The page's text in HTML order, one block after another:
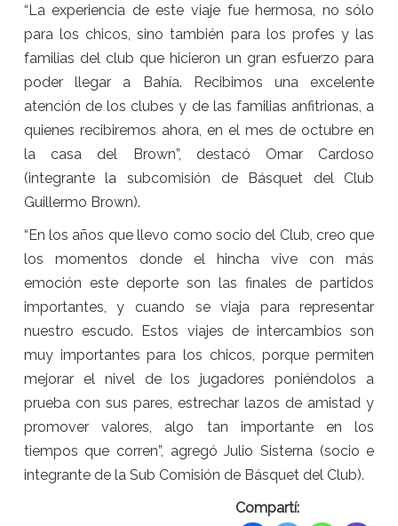
“La experiencia de este viaje fue hermosa, no sólo
para los chicos, sino también para los profes y las
familias del club que hicieron un gran esfuerzo para
poder llegar a Bahía. Recibimos una excelente
atención de los clubes y de las familias anfitrionas, a
quienes recibiremos ahora, en el mes de octubre en
la casa del Brown”, destacó Omar Cardoso
(integrante la subcomisión de Básquet del Club
Guillermo Brown).
“En los años que llevo como socio del Club, creo que
los momentos donde el hincha vive con más
emoción este deporte son las finales de partidos
importantes, y cuando se viaja para representar
nuestro escudo. Estos viajes de intercambios son
muy importantes para los chicos, porque permiten
mejorar el nivel de los jugadores poniéndolos a
prueba con sus pares, estrechar lazos de amistad y
promover valores, algo tan importante en los
tiempos que corren”, agregó Julio Sisterna (socio e
integrante de la Sub Comisión de Básquet del Club).
Compartí: